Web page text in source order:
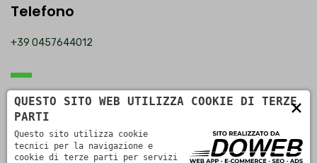
Telefono
+39 0457644012
Email
commerciale@fdntec.it
×
QUESTO SITO WEB UTILIZZA COOKIE DI TERZE
PARTI
Questo sito utilizza cookie
tecnici per la navigazione e
cookie di terze parti per servizi